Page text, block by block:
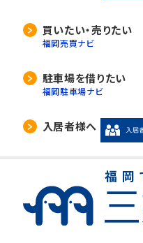
買いたい・売りたい
福岡売買ナビ
駐車場を借りたい
福岡駐車場ナビ
入居者様へ